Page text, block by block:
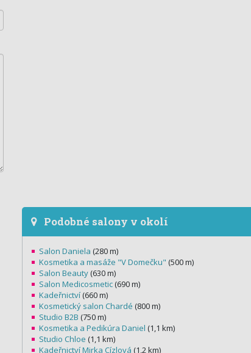
Podobné salony v okolí
Salon Daniela (280 m)
Kosmetika a masáže "V Domečku" (500 m)
Salon Beauty (630 m)
Salon Medicosmetic (690 m)
Kadeřnictví (660 m)
Kosmetický salon Chardé (800 m)
Studio B2B (750 m)
Kosmetika a Pedikúra Daniel (1,1 km)
Studio Chloe (1,1 km)
Kadeřnictví Mirka Cízlová (1,2 km)